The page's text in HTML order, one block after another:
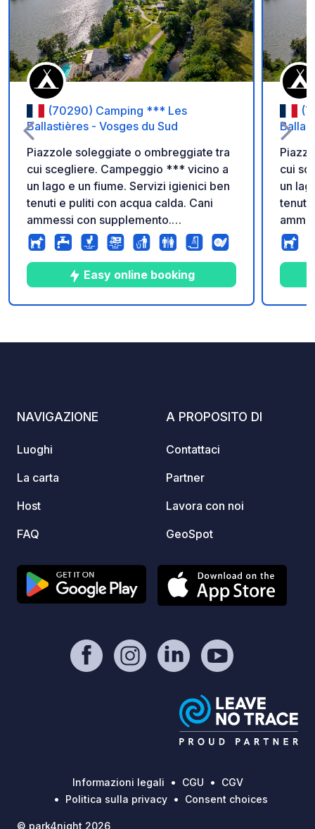
Aggiungi ai tuoi
(70290) Camping *** Les
Ballastières - Vosges du Sud
Piazzole soleggiate o ombreggiate tra
cui scegliere. Campeggio *** vicino a
un lago e un fiume. Servizi igienici ben
tenuti e puliti con acqua calda. Cani
ammessi con supplemento.
Campeggio per famiglie. Piscina con
scivolo gonfiabile in alta stagione. Non
è consentito parcheggiare di fronte al
campeggio, si prega di recarsi alla
reception per accedere ai servizi del
Easy online booking
cui
un
tenuti
è
NAVIGAZIONE
Luoghi
La carta
Host
FAQ
A PROPOSITO DI
Contattaci
Partner
Lavora con noi
GeoSpot
Informazioni legali CGU
CGV
Politica sulla privacy
Consent choices
© park4night 2026